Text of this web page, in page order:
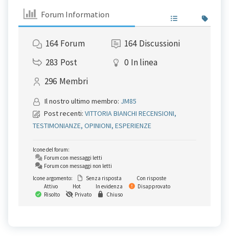
Forum Information
164 Forum 164 Discussioni
283 Post 0 In linea
296 Membri
Il nostro ultimo membro: JM85
Post recenti: VITTORIA BIANCHI RECENSIONI,
TESTIMONIANZE, OPINIONI, ESPERIENZE
Icone del forum:
Forum con messaggi letti
Forum con messaggi non letti
Icone argomento:
Senza risposta
Con risposte
Attivo
Hot In evidenza
Disapprovato
Risolto
Privato Chiuso